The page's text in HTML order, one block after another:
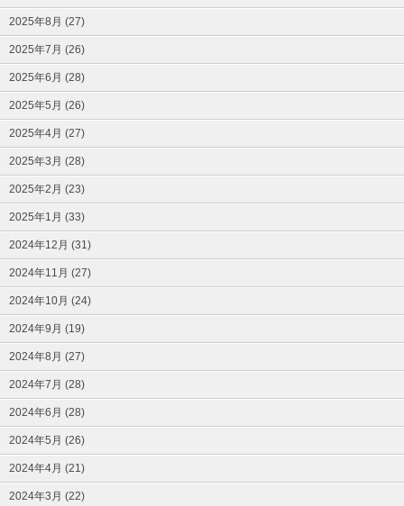
2025年8月 (27)
2025年7月 (26)
2025年6月 (28)
2025年5月 (26)
2025年4月 (27)
2025年3月 (28)
2025年2月 (23)
2025年1月 (33)
2024年12月 (31)
2024年11月 (27)
2024年10月 (24)
2024年9月 (19)
2024年8月 (27)
2024年7月 (28)
2024年6月 (28)
2024年5月 (26)
2024年4月 (21)
2024年3月 (22)